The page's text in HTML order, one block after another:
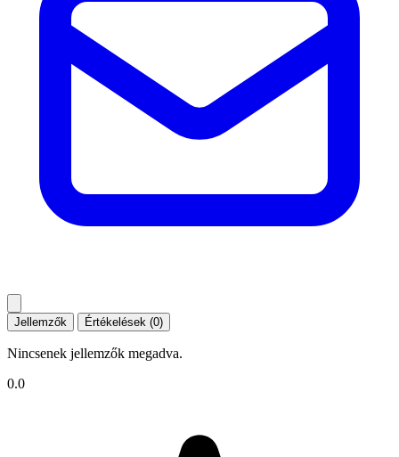
Jellemzők Értékelések (0)
Nincsenek jellemzők megadva.
0.0